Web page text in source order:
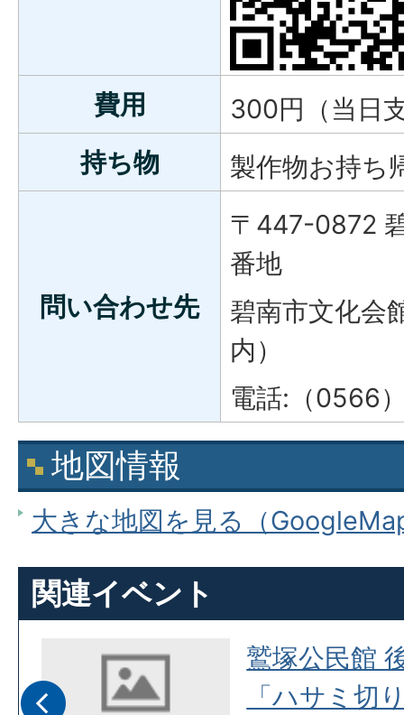
費用
300円（当日
持ち物
製作物お持ち
問い合わせ先
〒447-0872
番地
碧南市文化会
内）
電話:（0566
地図情報
大きな地図を見る（
関連イベント
鷲塚公民館
「ハサミ切